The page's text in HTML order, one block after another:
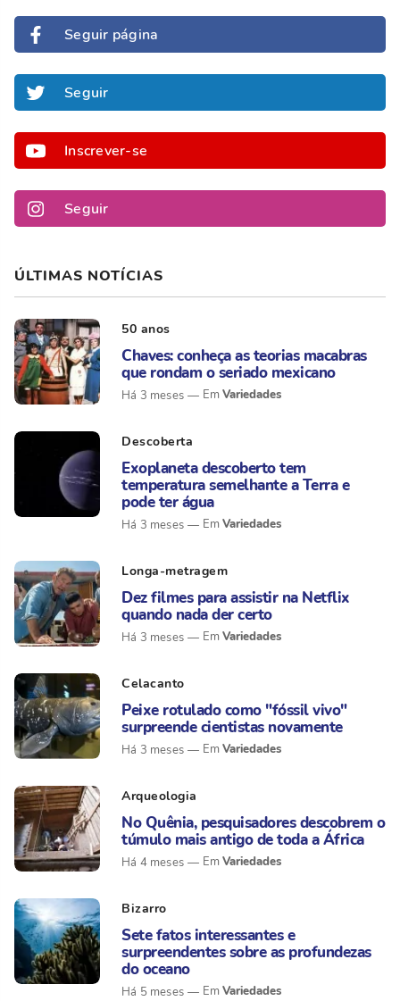
Seguir página
Seguir
Inscrever-se
Seguir
ÚLTIMAS NOTÍCIAS
50 anos
Chaves: conheça as teorias macabras
que rondam o seriado mexicano
Há 3 meses Variedades
Descoberta
Exoplaneta descoberto tem
temperatura semelhante a Terra e
pode ter água
Há 3 meses Variedades
Longa-metragem
Dez filmes para assistir na Netflix
quando nada der certo
Há 3 meses Variedades
Celacanto
Peixe rotulado como "fóssil vivo"
surpreende cientistas novamente
Há 3 meses Variedades
Arqueologia
No Quênia, pesquisadores descobrem o
túmulo mais antigo de toda a África
Há 4 meses Variedades
Bizarro
Sete fatos interessantes e
surpreendentes sobre as profundezas
do oceano
Há 5 meses Variedades